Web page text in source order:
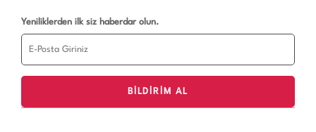
Yeniliklerden ilk siz haberdar olun.